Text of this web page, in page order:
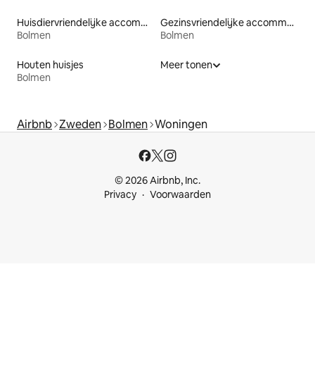
Huisdiervriendelijke accommodaties
Bolmen
Gezinsvriendelijke accommodaties
Bolmen
Houten huisjes
Bolmen
Meer tonen
Airbnb Zweden Bolmen Woningen
© 2026 Airbnb, Inc.
Privacy
Voorwaarden